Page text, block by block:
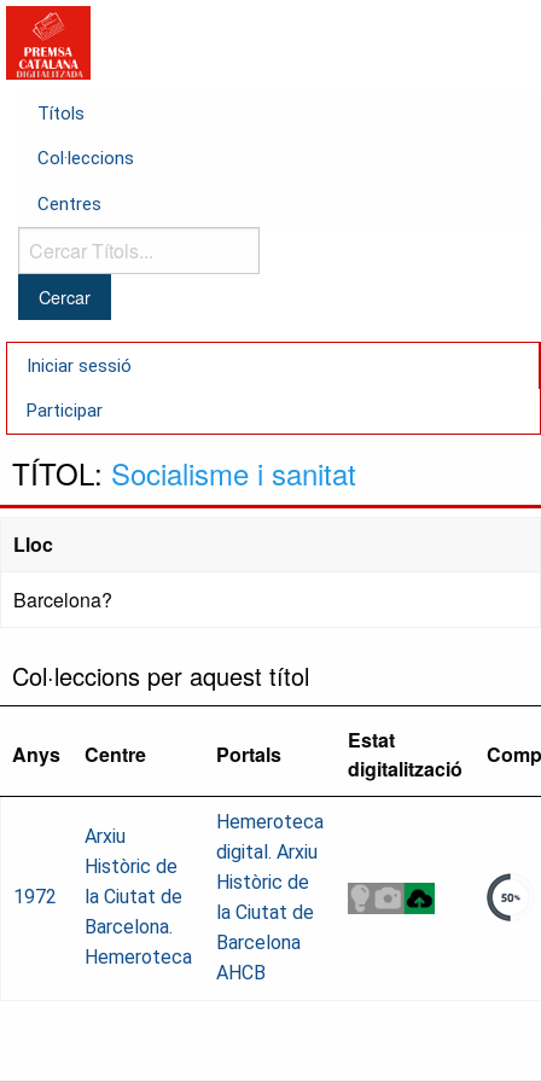
Títols
Col·leccions
Centres
Cercar
Títols...
Iniciar sessió
Participar
TÍTOL: Socialisme i sanitat
Lloc
Barcelona?
Col·leccions per aquest títol
Anys Centre Portals
Estat
digitalització
1972
Arxiu
Històric de
la Ciutat de
Barcelona.
Hemeroteca
Hemeroteca
digital. Arxiu
Històric de
la Ciutat de
Barcelona
AHCB